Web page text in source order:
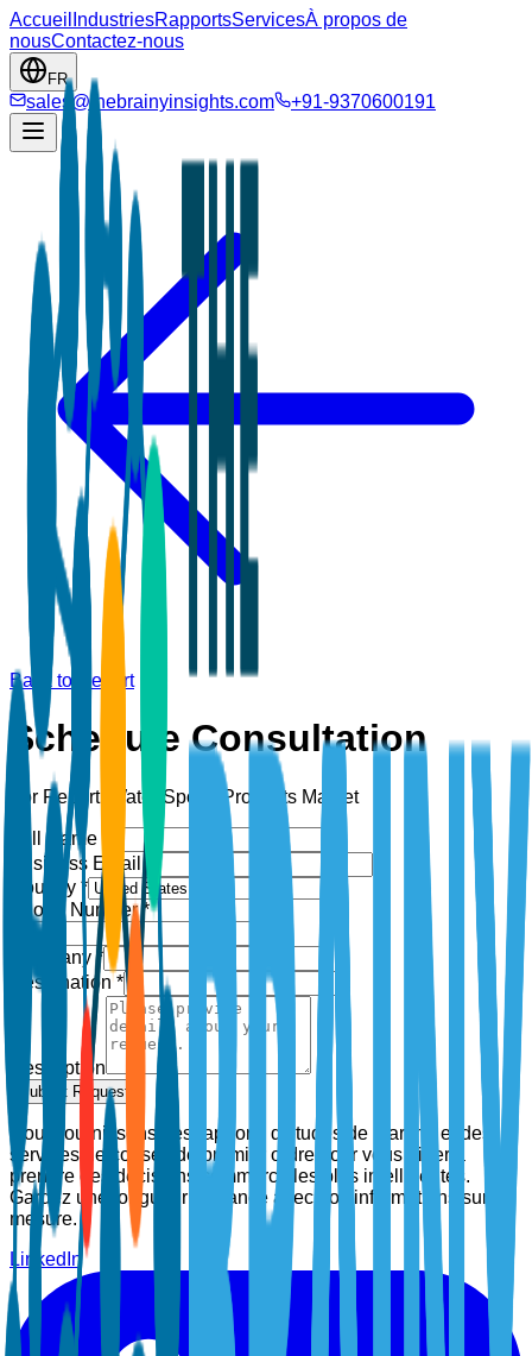
Accueil IndustriesRapportsServicesÀ propos de
nousContactez-nous
FR
sales@thebrainyinsights.com +91-9370600191
Back to Report
Schedule Consultation
For Report: Water Sports Products Market
Full Name *
Business Email *
Country *
Phone Number *
Company *
Designation *
Description
Submit Request
Nous fournissons des rapports d'études de marché et des
services de conseil de premier ordre pour vous aider à
prendre des décisions commerciales plus intelligentes.
Gardez une longueur d'avance avec nos informations sur
mesure.
LinkedIn